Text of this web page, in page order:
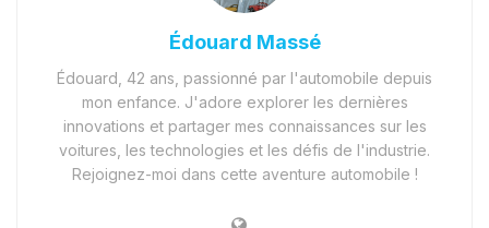
Édouard Massé
Édouard, 42 ans, passionné par l'automobile depuis
mon enfance. J'adore explorer les dernières
innovations et partager mes connaissances sur les
voitures, les technologies et les défis de l'industrie.
Rejoignez-moi dans cette aventure automobile !